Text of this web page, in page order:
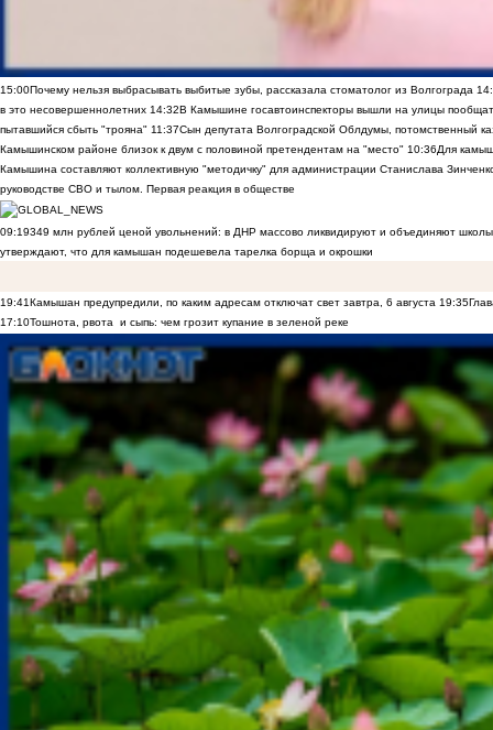
15:00Почему нельзя выбрасывать выбитые зубы, рассказала стоматолог из Волгограда
в это несовершеннолетних 14:32В Камышине госавтоинспекторы вышли на улицы
пытавшийся сбыть "трояна" 11:37Сын депутата Волгоградской Облдумы, потомственный
Камышинском районе близок к двум с половиной претендентам на "место" 10:36Для
Камышина составляют коллективную "методичку" для администрации Станислава
руководстве СВО и тылом. Первая реакция в обществе
09:19349 млн рублей ценой увольнений: в ДНР массово ликвидируют и объединяют
утверждают, что для камышан подешевела тарелка борща и окрошки
19:41Камышан предупредили, по каким адресам отключат свет завтра, 6 августа 19:35
17:10Тошнота, рвота и сыпь: чем грозит купание в зеленой реке